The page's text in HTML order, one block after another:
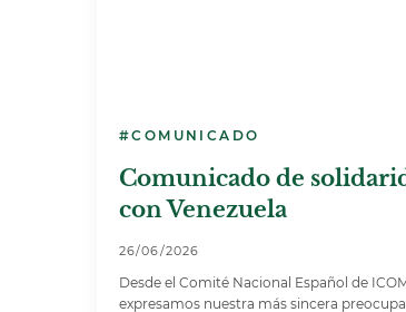
#COMUNICADO
Comunicado de
con Venezuela
26/06/2026
Desde el Comité Nacional Español de
expresamos nuestra más sincera